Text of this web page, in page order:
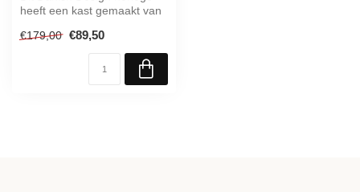
heeft een kast gemaakt van
diam...
€179,00 €89,50